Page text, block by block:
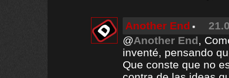
Another End
@Another End,
inventé, pensando
Que conste que no